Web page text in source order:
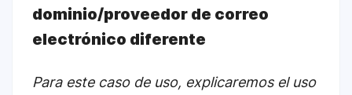
dominio/proveedor de correo
electrónico diferente
Para este caso de uso, explicaremos el uso